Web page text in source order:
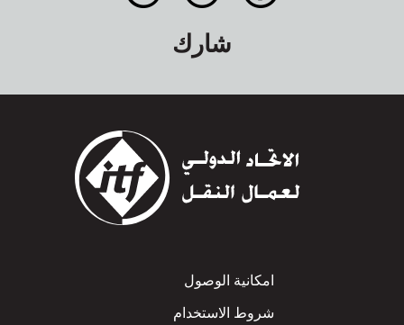
شارك
Footer
امكانية الوصول
شروط الاستخدام